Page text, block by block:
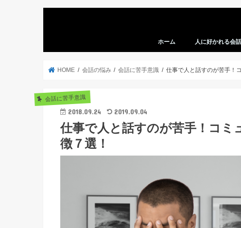
ホーム 人に好かれる会話
HOME 会話の悩み 会話に苦手意識 仕事で人と話すのが苦手！
会話に苦手意識
2018.09.24 2019.09.04
仕事で人と話すのが苦手！コミ
徴７選！